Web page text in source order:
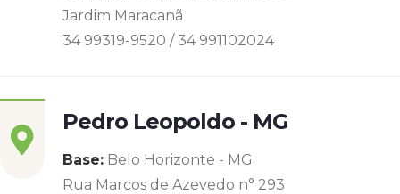
Jardim Maracanã
34 99319-9520 / 34 991102024
Pedro Leopoldo - MG
Base: Belo Horizonte - MG
Rua Marcos de Azevedo n° 293